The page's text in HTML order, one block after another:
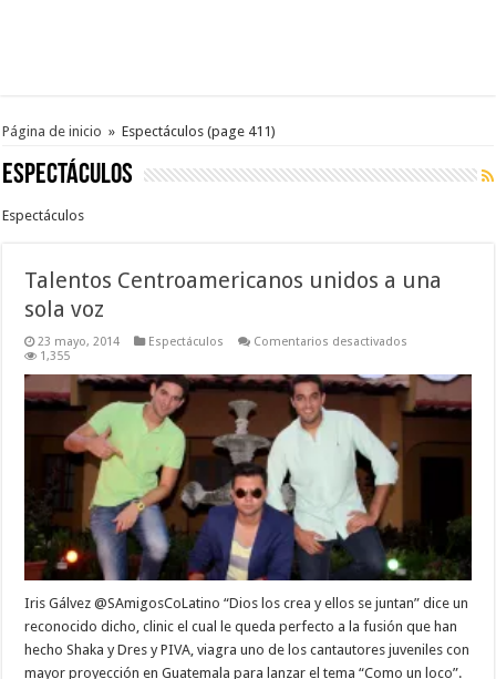
Página de inicio » Espectáculos (page 411)
Espectáculos
Espectáculos
Talentos Centroamericanos unidos a una
sola voz
23 mayo, 2014 Espectáculos Comentarios desactivados
unidos
una
voz
1,355
Iris Gálvez @SAmigosCoLatino “Dios los crea y ellos se juntan” dice un
reconocido dicho, clinic el cual le queda perfecto a la fusión que han
hecho Shaka y Dres y PIVA, viagra uno de los cantautores juveniles con
mayor proyección en Guatemala para lanzar el tema “Como un loco”.